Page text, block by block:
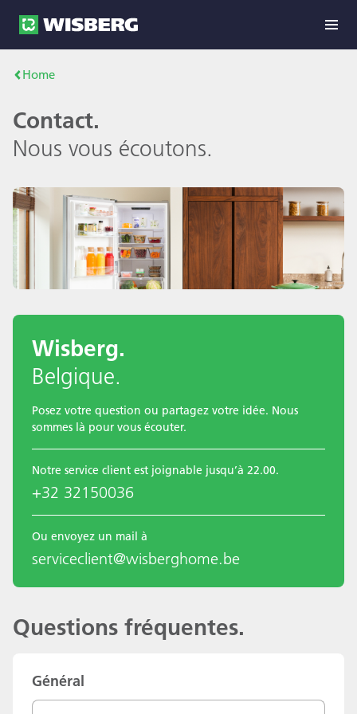
Home
Contact.
Nous vous écoutons.
Wisberg.
Belgique.
Posez votre question ou partagez votre idée. Nous
sommes là pour vous écouter.
Notre service client est joignable jusqu’à 22.00.
+32 32150036
Ou envoyez un mail à
serviceclient@wisberghome.be
Questions fréquentes.
Général